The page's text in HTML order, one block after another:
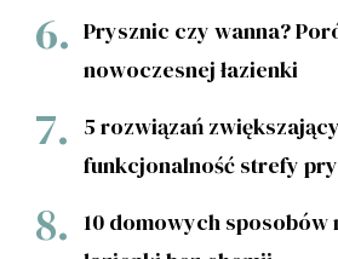
Prysznic czy wanna?
nowoczesnej łazienki
5 rozwiązań
funkcjonalność strefy
10 domowych sposobów